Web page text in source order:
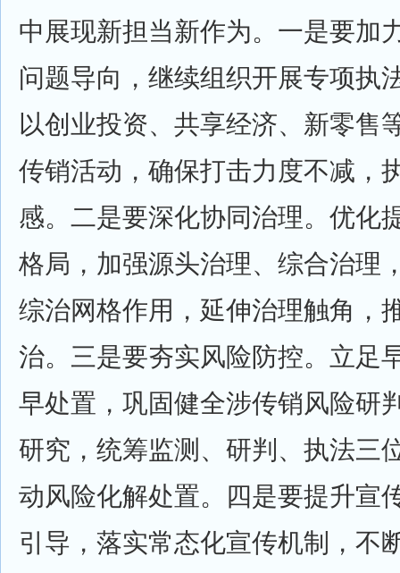
中展现新担当新作为。一是要加
问题导向，继续组织开展专项执
以创业投资、共享经济、新零售
传销活动，确保打击力度不减，
感。二是要深化协同治理。优化
格局，加强源头治理、综合治理
综治网格作用，延伸治理触角，
治。三是要夯实风险防控。立足
早处置，巩固健全涉传销风险研
研究，统筹监测、研判、执法三
动风险化解处置。四是要提升宣
引导，落实常态化宣传机制，不